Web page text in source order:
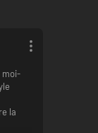
moi-
la